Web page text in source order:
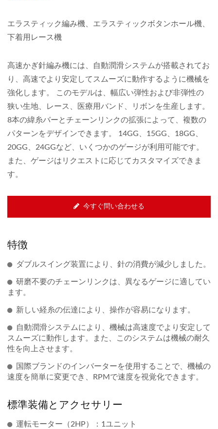
エラスティック編み機、エラスティックボタンホール機、
下着用レース機
高速かぎ針編み機には、自動潤滑システムが搭載されてお
り、高速でより安定してスムーズに動作するように機械を
強化します。 このモデルは、幅広い弾性および非弾性の
狭い生地、レース、医療用バンド、リボンを生産します。
8本の緯糸バーとチェーンリンクの拡張によって、複数の
パターンをデザインできます。 14GG、15GG、18GG、
20GG、24GGなど、いくつかのゲージが利用可能です。
また、ゲージはリクエストに応じてカスタマイズできま
す。
今すぐ問い合わせる
特徴
ダブルスイング装置により、針の消費が減少しました。
研磨不要のチェーンリンクは、異なるゲージに適してい
ます。
新しい経糸の伝達により、操作が容易になります。
自動潤滑システムにより、機械は高速度でより安定して
スムーズに動作します。また、このシステムは機械の耐久
性を向上させます。
国際ブランドのインバーターを使用することで、機械の
速度を簡単に変更でき、RPMで速度を視覚化できます。
標準装備とアクセサリー
運転モーター（2HP）：1ユニット